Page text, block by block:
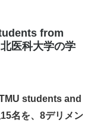
from
医科大学の学
students and
名を、8デリメン